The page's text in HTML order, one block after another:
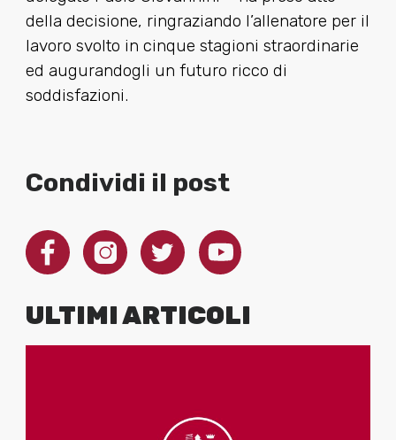
della decisione, ringraziando l’allenatore per il
lavoro svolto in cinque stagioni straordinarie
ed augurandogli un futuro ricco di
soddisfazioni.
Condividi il post
ULTIMI ARTICOLI